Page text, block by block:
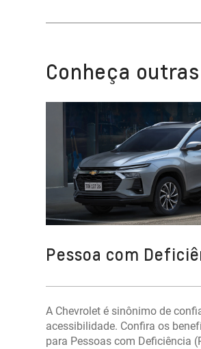
Conheça
Pessoa com
A Chevrolet é sinônimo de
acessibilidade. Confira os
para Pessoas com Deficiência